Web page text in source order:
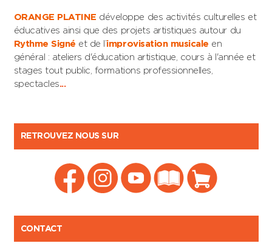
ORANGE PLATINE développe des activités culturelles et
éducatives ainsi que des projets artistiques autour du
Rythme Signé et de l’improvisation musicale en
général : ateliers d'éducation artistique, cours à l'année et
stages tout public, formations professionnelles,
spectacles...
RETROUVEZ NOUS SUR
CONTACT